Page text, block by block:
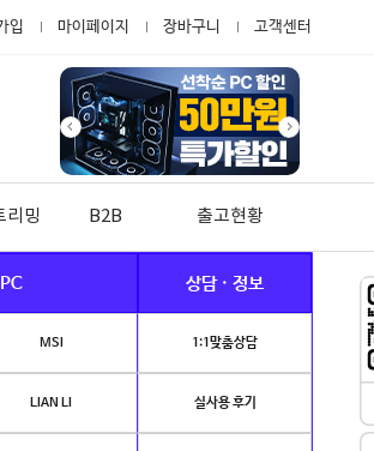
입 마이페이지 장바구니 고객센터
리밍 B2B 출고현황
상담 · 정보
MSI 1:1맞춤상담
LIAN LI 실사용 후기